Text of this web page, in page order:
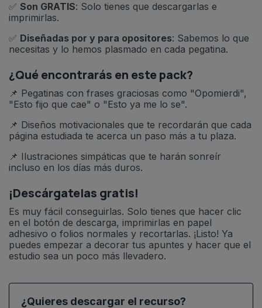
✅ Son GRATIS: Solo tienes que descargarlas e
imprimirlas.
✅ Diseñadas por y para opositores: Sabemos lo que
necesitas y lo hemos plasmado en cada pegatina.
¿Qué encontrarás en este pack?
📌 Pegatinas con frases graciosas como "Opomierdi",
"Esto fijo que cae" o "Esto ya me lo se".
📌 Diseños motivacionales que te recordarán que cada
página estudiada te acerca un paso más a tu plaza.
📌 Ilustraciones simpáticas que te harán sonreír
incluso en los días más duros.
¡Descárgatelas gratis!
Es muy fácil conseguirlas. Solo tienes que hacer clic
en el botón de descarga, imprimirlas en papel
adhesivo o folios normales y recortarlas. ¡Listo! Ya
puedes empezar a decorar tus apuntes y hacer que el
estudio sea un poco más llevadero.
¿Quieres descargar el recurso?